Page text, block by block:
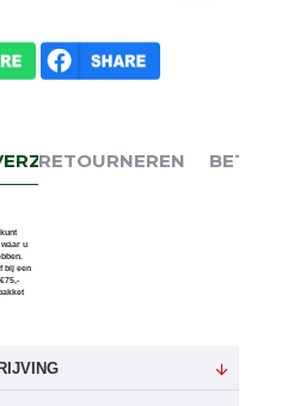
u
bij een
RETOURNEREN BETALEN